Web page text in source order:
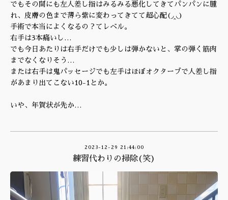
でもその間にも左人差し指はみるみる悪化してきてパンパンに腫
れ、皮膚の色まで薄ら紫に変わってきてて超心配(◞‸◟)
手術で本当によくなるの？てレベル。
右手は3本痛いし…
でも今日あたりは右手だけでも少しは弾かないと、掌の弾く筋肉
までなくなりそう…
または右手は鬼パッセージでも左手はほぼオクターブで人差し指
があまり出てこない10-1とか。
いや、年賀状が先か…
2023-12-29 21:44:00
練習代わりの掃除(笑)